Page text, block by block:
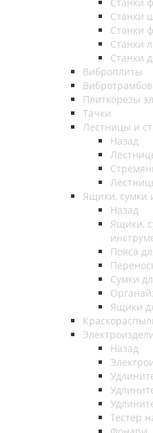
Станки
Станки
Станки
Станки
Виброплиты
Плиткорезы
Тачки
Лестницы и
Назад
Ящики, сумки
Назад
Ящики,
Пояса
Сумки
Ящики
Назад
Тестер